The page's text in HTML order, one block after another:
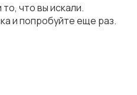
что вы искали.
и попробуйте еще раз.